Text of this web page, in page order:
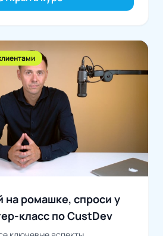
на ромашке, спроси у
класс по CustDev